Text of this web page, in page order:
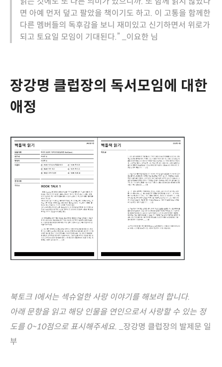
면 아예 먼저 덮고 팔았을 책이기도 하고. 이 고통을 함께한
다른 멤버들의 독후감을 보니 재미있고 신기하면서 위로가
되고 토요일 모임이 기대된다.” _이요한 님
장강명 클럽장의 독서모임에 대한
애정
북토크 I에서는 섹슈얼한 사랑 이야기를 해보려 합니다.
아래 문항을 읽고 해당 인물을 연인으로서 사랑할 수 있는 정
도를 0~10점으로 표시해주세요. _ 장강명 클럽장의 발제문 일
부